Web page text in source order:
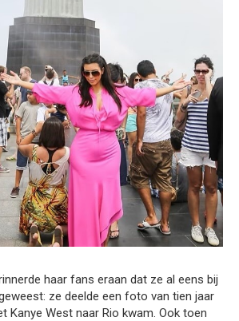
haar fans eraan dat ze al eens bij
ze deelde een foto van tien jaar
Kanye West naar Rio kwam. Ook toen